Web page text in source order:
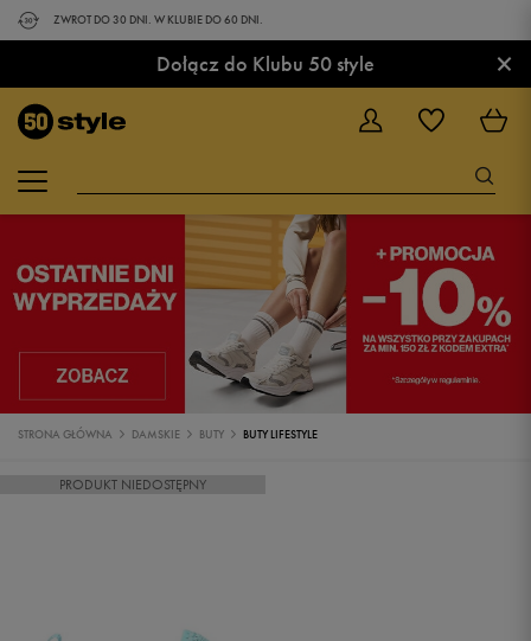
ZWROT DO 30 DNI. W KLUBIE DO 60 DNI.
Dołącz do Klubu 50 style ×
STRONA GŁÓWNA DAMSKIE BUTY BUTY LIFESTYLE
PRODUKT NIEDOSTĘPNY